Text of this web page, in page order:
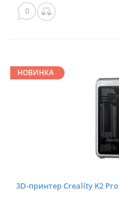
0
НОВИНКА
3D-принтер Creality K2 Pro